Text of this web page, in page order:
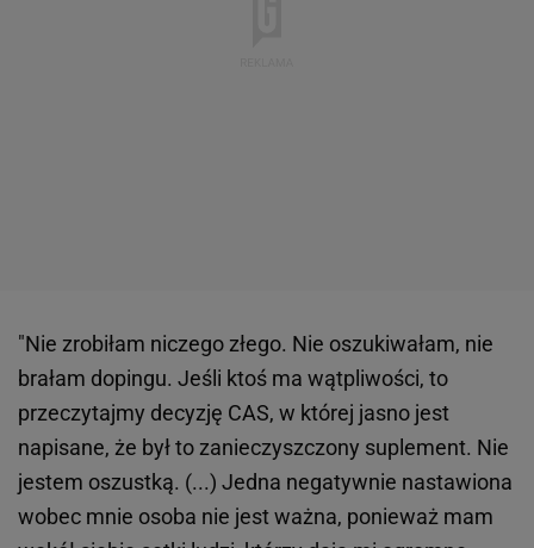
"Nie zrobiłam niczego złego. Nie oszukiwałam, nie
brałam dopingu. Jeśli ktoś ma wątpliwości, to
przeczytajmy decyzję CAS, w której jasno jest
napisane, że był to zanieczyszczony suplement. Nie
jestem oszustką. (...) Jedna negatywnie nastawiona
wobec mnie osoba nie jest ważna, ponieważ mam